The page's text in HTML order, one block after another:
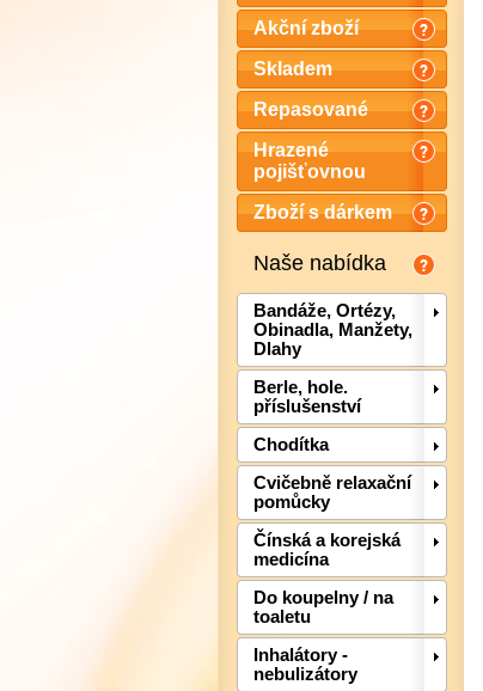
Akční zboží
Skladem
Repasované
Hrazené
pojišťovnou
Zboží s dárkem
Naše nabídka
Bandáže, Ortézy,
Obinadla, Manžety,
Dlahy
Berle, hole.
příslušenství
Chodítka
Cvičebně relaxační
pomůcky
Čínská a korejská
medicína
Do koupelny / na
toaletu
Inhalátory -
nebulizátory